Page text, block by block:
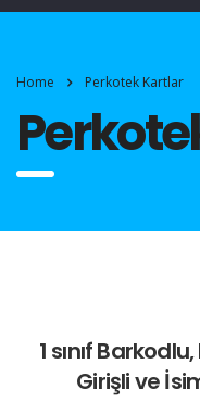
Home Perkotek Kartlar
1 sınıf
Girişli ve